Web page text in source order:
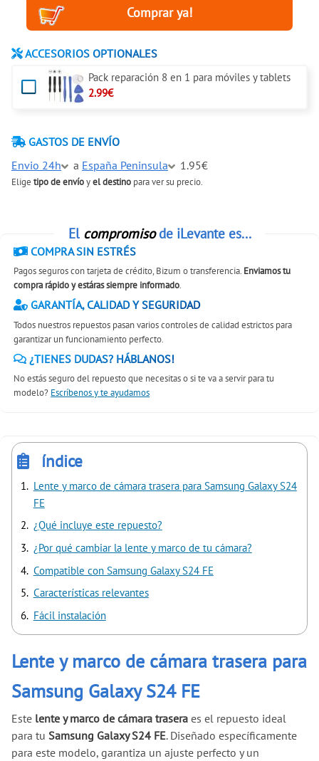
ACCESORIOS OPTIONALES
Pack reparación 8 en 1 para móviles y tablets
2.99€
GASTOS DE ENVÍO
Envio 24h
a España Peninsula 1.95€
Elige tipo de envíoyel destino para ver su precio.
El compromisode iLevante es...
COMPRA SIN ESTRÉS
Pagos seguros con tarjeta de crédito, Bizum o transferencia. Enviamos tu
compra rápido y estáras siempre informado.
GARANTÍA, CALIDAD Y SEGURIDAD
Todos nuestros repuestos pasan varios controles de calidad estrictos para
garantizar un funcionamiento perfecto.
¿TIENES DUDAS? HÁBLANOS!
No estás seguro del repuesto que necesitas o si te va a servir para tu
modelo? Escríbenos y te ayudamos
índice
Lente y marco de cámara trasera para Samsung Galaxy S24
FE
¿Qué incluye este repuesto?
¿Por qué cambiar la lente y marco de tu cámara?
Compatible con Samsung Galaxy S24 FE
Características relevantes
Fácil instalación
Lente y marco de cámara trasera para
Samsung Galaxy S24 FE
Este lente y marco de cámara trasera es el repuesto ideal
para tu Samsung Galaxy S24 FE. Diseñado específicamente
para este modelo, garantiza un ajuste perfecto y un